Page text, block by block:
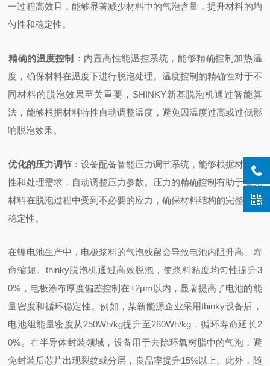
一过程高效且，能够显著减少材料中的气泡含量，提升材料的均
匀性和稳定性。
精确的温度控制
‌：内置高性能温控系统，能够精确控制加热温
度，确保材料在温度下进行脱泡处理。温度控制的精确性对于不
同材料的脱泡效果至关重要，SHINKY新基脱泡机通过智能算
法，能够根据材料特性自动调整温度，避免因温度过高或过低影
响脱泡效果。
优化的压力调节‌：设备配备智能压力调节系统，能够根据材料特
性和处理需求，自动调整压力参数。压力的精确控制有助于避免
材料在脱泡过程中受到不必要的应力，确保材料结构的完整性和
稳定性。
在锂电池生产中，电极浆料的气泡残留会导致电池内阻升高、寿
命缩短。thinky脱泡机通过高效脱泡，使浆料粘度均匀性提升3
0%，电极涂布厚度偏差控制在±2μm以内，显著提高了电池的能
量密度和循环稳定性。例如，某新能源企业采用thinky设备后，
电池组能量密度从250Wh/kg提升至280Wh/kg，循环寿命延长2
0%。在半导体封装领域，设备用于去除环氧树脂中的气泡，避
免封装后芯片出现裂纹或分层，良品率提升15%以上。此外，随